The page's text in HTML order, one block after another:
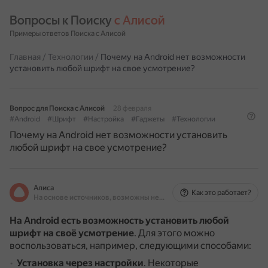
Вопросы к Поиску с Алисой
Примеры ответов Поиска с Алисой
Главная / Технологии / Почему на Android нет возможности
установить любой шрифт на свое усмотрение?
Вопрос для Поиска с Алисой
28 февраля
#Android
#Шрифт #Настройка #Гаджеты #Технологии
Почему на Android нет возможности установить
любой шрифт на свое усмотрение?
Алиса
На основе источников, возможны неточности
Как это работает?
На Android есть возможность установить любой
шрифт на своё усмотрение. Для этого можно
воспользоваться, например, следующими способами:
Установка через настройки. Некоторые